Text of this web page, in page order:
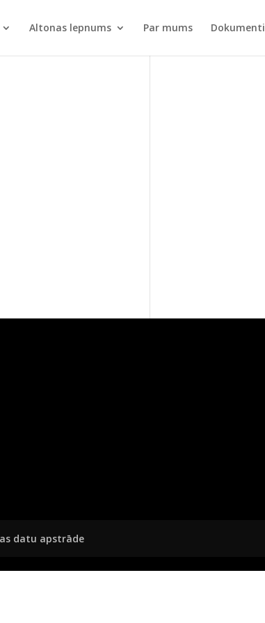
Altonas lepnums Par mums Dokumenti
datu apstrāde